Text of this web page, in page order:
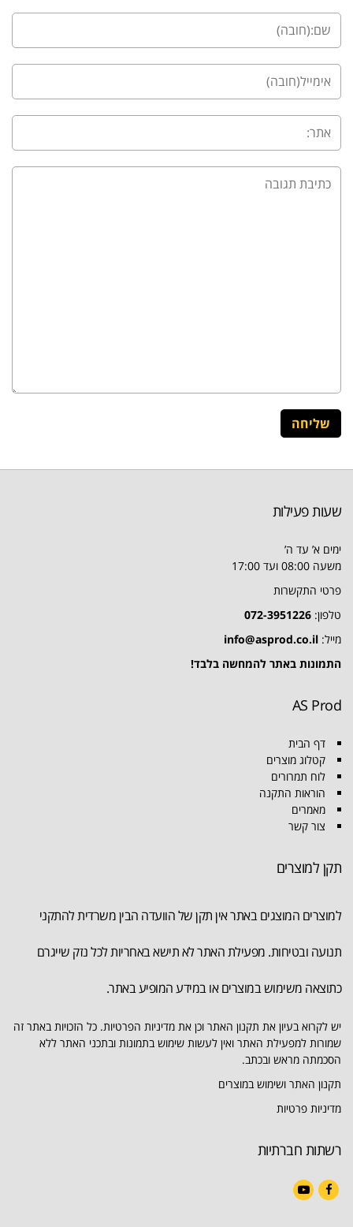
שעות פעילות
ימים א’ עד ה’
משעה 08:00 ועד 17:00
פרטי התקשרות
טלפון: 072-3951226
מייל: info@asprod.co.il
התמונות באתר להמחשה בלבד!
AS Prod
דף הבית
קטלוג מוצרים
לוח תמרורים
הוראות התקנה
מאמרים
צור קשר
תקן למוצרים
למוצרים המוצגים באתר אין תקן של הוועדה הבין משרדית להתקני
תנועה ובטיחות. מפעילת האתר לא תישא באחריות לכל נזק שייגרם
כתוצאה משימוש במוצרים או במידע המופיע באתר.
יש לקרוא בעיון את תקנון האתר וכן את מדיניות הפרטיות. כל הזכויות באתר זה
שמורות למפעילת האתר ואין לעשות שימוש בתמונות ובתכני האתר ללא
הסכמתה מראש ובכתב.
תקנון האתר ושימוש במוצרים
מדיניות פרטיות
רשתות חברתיות